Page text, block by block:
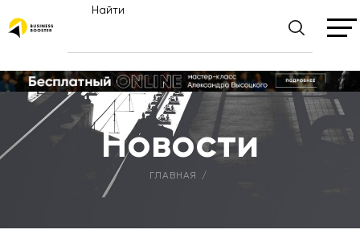
Найти
Новости
ГЛАВНАЯ